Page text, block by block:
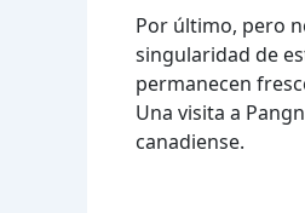
Por último, pero
singularidad de
permanecen
Una visita a
canadiense.